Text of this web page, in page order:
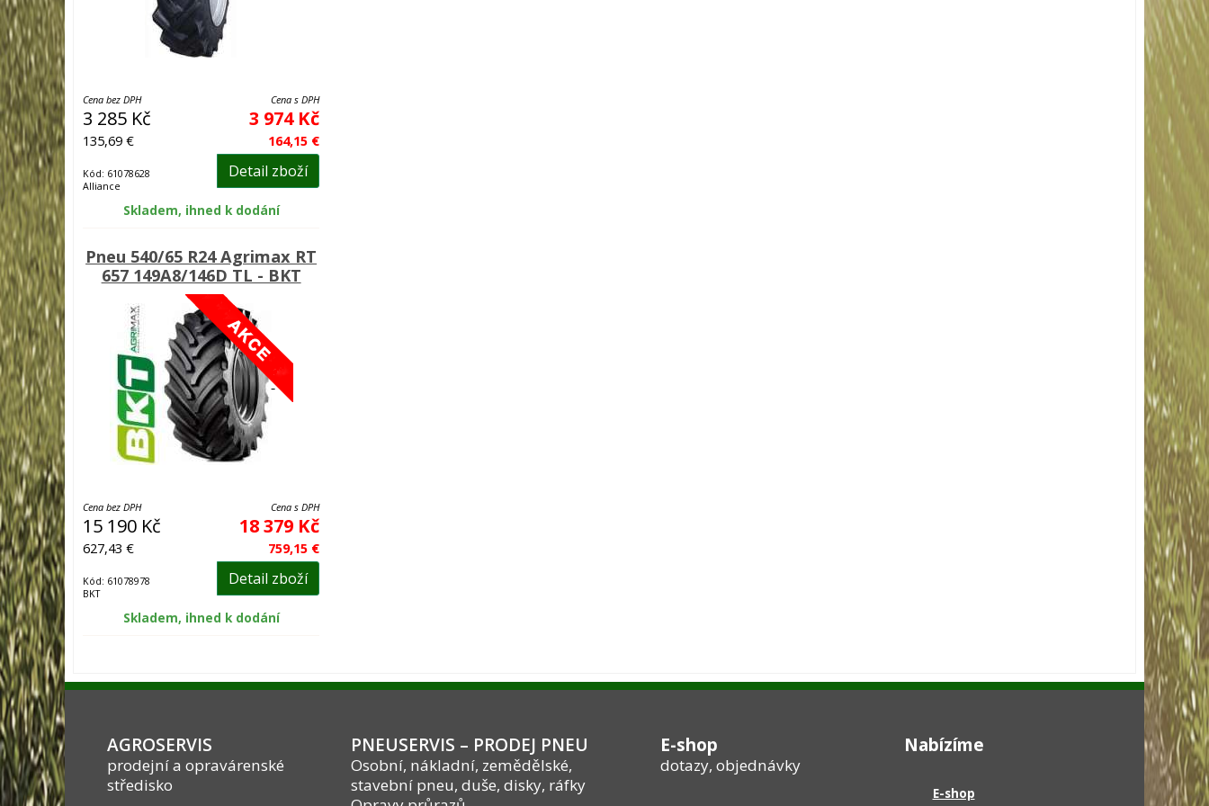
Cena bez DPH
3 285 Kč
135,69 €
Cena s DPH
3 974 Kč
164,15 €
Kód: 61078628
Alliance
Detail zboží
Skladem, ihned k dodání
Pneu 540/65 R24 Agrimax RT
657 149A8/146D TL - BKT
Cena bez DPH
15 190 Kč
627,43 €
Cena s DPH
18 379 Kč
759,15 €
Kód: 61078978
BKT
Detail zboží
Skladem, ihned k dodání
AGROSERVIS
prodejní a opravárenské
středisko
PNEUSERVIS – PRODEJ PNEU
Osobní, nákladní, zemědělské,
stavební pneu, duše, disky, ráfky
E-shop
dotazy, objednávky
Nabízíme
E-shop